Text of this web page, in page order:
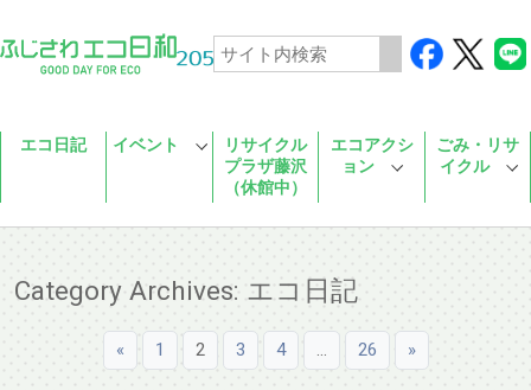
エコ日記 イベント
リサイクル
プラザ藤沢
（休館中）
エコアクシ
ョン
ごみ・リサ
イクル
Category Archives: エコ日記
« 1 2 3 4 … 26 »